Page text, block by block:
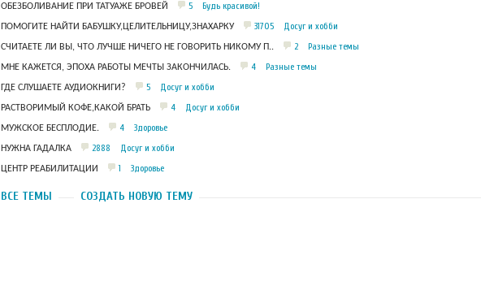
ОБЕЗБОЛИВАНИЕ ПРИ ТАТУАЖЕ БРОВЕЙ 5 Будь красивой!
ПОМОГИТЕ НАЙТИ БАБУШКУ,ЦЕЛИТЕЛЬНИЦУ,ЗНАХАРКУ 31705 Досуг и хобби
СЧИТАЕТЕ ЛИ ВЫ, ЧТО ЛУЧШЕ НИЧЕГО НЕ ГОВОРИТЬ НИКОМУ П.. 2 Разные темы
МНЕ КАЖЕТСЯ, ЭПОХА РАБОТЫ МЕЧТЫ ЗАКОНЧИЛАСЬ. 4 Разные темы
ГДЕ СЛУШАЕТЕ АУДИОКНИГИ? 5 Досуг и хобби
РАСТВОРИМЫЙ КОФЕ,КАКОЙ БРАТЬ 4 Досуг и хобби
МУЖСКОЕ БЕСПЛОДИЕ. 4 Здоровье
НУЖНА ГАДАЛКА 2888 Досуг и хобби
ЦЕНТР РЕАБИЛИТАЦИИ 1 Здоровье
ВСЕ ТЕМЫ СОЗДАТЬ НОВУЮ ТЕМУ